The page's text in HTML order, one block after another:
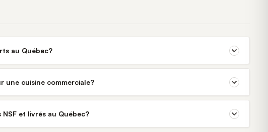
au Québec?
une cuisine commerciale?
et livrés au Québec?